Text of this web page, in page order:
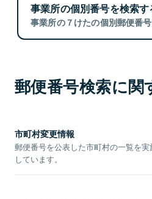
事業所の個別番号を検索す
事業所の７けたの個別郵便番号
郵便番号検索に関
市町村変更情報
郵便番号を公表した市町村の一覧を
しています。